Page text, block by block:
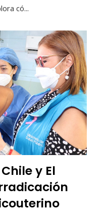
có...
y El